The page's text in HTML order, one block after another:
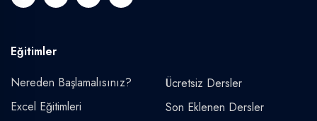
Eğitimler
Nereden Başlamalısınız?
Excel Eğitimleri
Ücretsiz Dersler
Son Eklenen Dersler